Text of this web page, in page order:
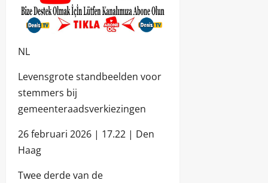
NL
Levensgrote standbeelden voor
stemmers bij
gemeenteraadsverkiezingen
26 februari 2026 | 17.22 | Den
Haag
Twee derde van de